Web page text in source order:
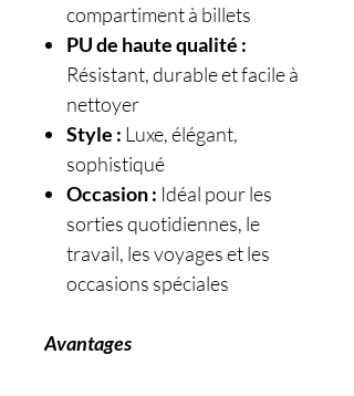
compartiment à billets
PU de haute qualité :
Résistant, durable et facile à
nettoyer
Style : Luxe, élégant,
sophistiqué
Occasion : Idéal pour les
sorties quotidiennes, le
travail, les voyages et les
occasions spéciales
Avantages